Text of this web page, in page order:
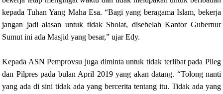
kepada Tuhan Yang Maha Esa. “Bagi yang beragama Islam, bekerja
jangan jadi alasan untuk tidak Sholat, disebelah Kantor Gubernur
Sumut ini ada Masjid yang besar,” ujar Edy.
Kepada ASN Pemprovsu juga diminta untuk tidak terlibat pada Pileg
dan Pilpres pada bulan April 2019 yang akan datang. “Tolong nanti
yang ada di sini tidak ada yang bercerita tentang itu. Tidak ada yang